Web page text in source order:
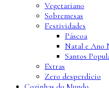
Vegetariano
Sobremesas
Festividades
Páscoa
Natal e Ano
Santos
Extras
Zero desperdício